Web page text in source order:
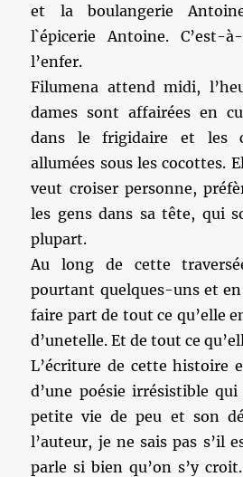
et la boulangerie
l`épicerie Antoine. C’est-
l’enfer.
Filumena attend midi,
dames sont affairées en
dans le frigidaire et les
allumées sous les cocottes.
veut croiser personne,
les gens dans sa tête, qui
plupart.
Au long de cette
pourtant quelques-uns et
faire part de tout ce qu’elle
d’unetelle. Et de tout ce
L’écriture de cette histoire
d’une poésie irrésistible
petite vie de peu et son
l’auteur, je ne sais pas s’il
parle si bien qu’on s’y